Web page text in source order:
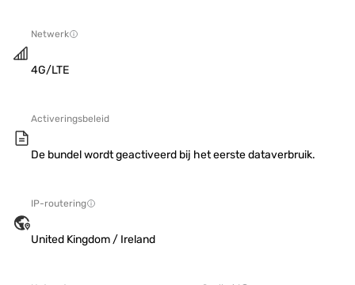
Netwerk
4G/LTE
Activeringsbeleid
De bundel wordt geactiveerd bij het eerste dataverbruik.
IP-routering
United Kingdom / Ireland